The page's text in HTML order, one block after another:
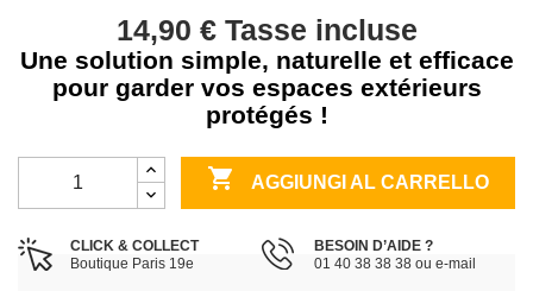
14,90 € Tasse incluse
Une solution simple, naturelle et efficace
pour garder vos espaces extérieurs
protégés !
 AGGIUNGI AL CARRELLO
CLICK & COLLECT
Boutique Paris 19e
BESOIN D’AIDE ?
01 40 38 38 38 ou e-mail